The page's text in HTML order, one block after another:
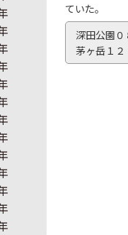
ていた。
深田公園
茅ヶ岳１